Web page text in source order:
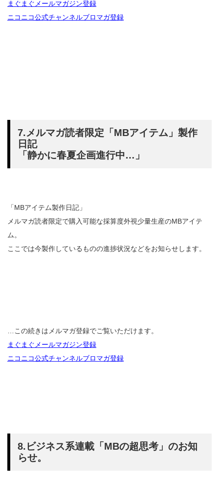
まぐまぐメールマガジン登録
ニコニコ公式チャンネルブロマガ登録
7.メルマガ読者限定「MBアイテム」製作
日記
「静かに春夏企画進行中…」
「MBアイテム製作日記」
メルマガ読者限定で購入可能な採算度外視少量生産のMBアイテ
ム。
ここでは今製作しているものの進捗状況などをお知らせします。
…この続きはメルマガ登録でご覧いただけます。
まぐまぐメールマガジン登録
ニコニコ公式チャンネルブロマガ登録
8.ビジネス系連載「MBの超思考」のお知
らせ。